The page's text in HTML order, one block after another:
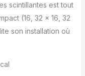
avec la
3D】
des
une
effets
toute la
scintillantes est tout
(16, 32 x 16, 32
son installation où